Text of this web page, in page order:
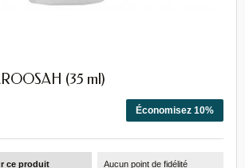
(35 ml)
Économisez 10%
ce produit Aucun point de fidélité